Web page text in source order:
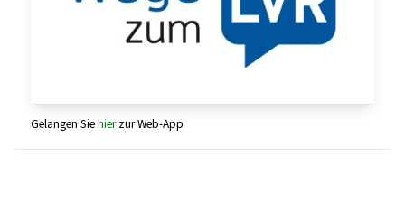
Gelangen Siehierzur Web-App